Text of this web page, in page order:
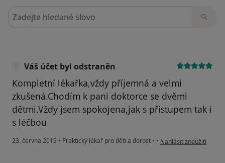
Hledejte v názorech
Váš účet byl odstraněn
Kompletní lékařka,vždy příjemná a velmi
zkušená.Chodím k pani doktorce se dvěmi
dětmi.Vždy jsem spokojena,jak s přístupem tak i
s léčbou
23. června 2019 • Praktický lékař pro děti a dorost • • podle názoru
Nahlásit zneužití